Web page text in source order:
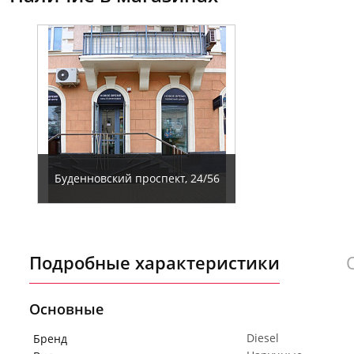
Буденновский проспект, 24/56
Подробные характеристики
Основные
Бренд
Diesel